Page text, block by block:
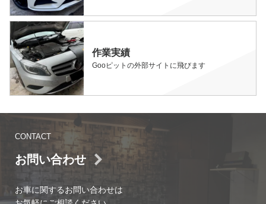
作業実績
Gooピットの外部サイトに飛びます
CONTACT
お問い合わせ
お車に関するお問い合わせは